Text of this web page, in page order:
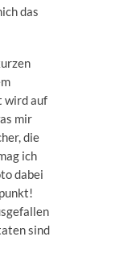
das
wird auf
mir
die
ich
dabei
sind